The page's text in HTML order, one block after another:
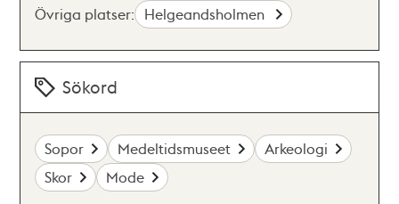
Övriga platser: Helgeandsholmen
Sökord
Sopor Medeltidsmuseet
Arkeologi
Skor
Mode